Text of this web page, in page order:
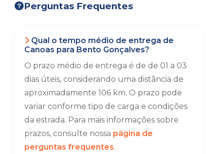
Perguntas Frequentes
Qual o tempo médio de entrega de
Canoas para Bento Gonçalves?
O prazo médio de entrega é de de 01 a 03
dias úteis, considerando uma distância de
aproximadamente 106 km. O prazo pode
variar conforme tipo de carga e condições
da estrada. Para mais informações sobre
prazos, consulte nossa página de
perguntas frequentes.